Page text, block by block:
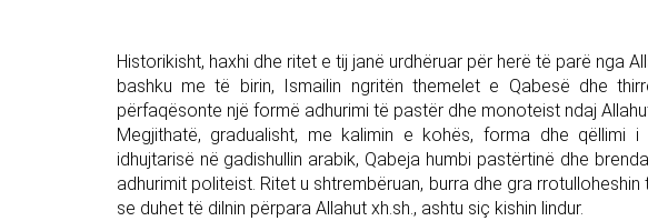
Historikisht, haxhi dhe ritet e tij janë urdhëruar për herë të parë nga
bashku me të birin, Ismailin ngritën themelet e Qabesë dhe
përfaqësonte një formë adhurimi të pastër dhe monoteist ndaj
Megjithatë, gradualisht, me kalimin e kohës, forma dhe qëllimi
idhujtarisë në gadishullin arabik, Qabeja humbi pastërtinë dhe
adhurimit politeist. Ritet u shtrembëruan, burra dhe gra
se duhet të dilnin përpara Allahut xh.sh., ashtu siç kishin lindur.